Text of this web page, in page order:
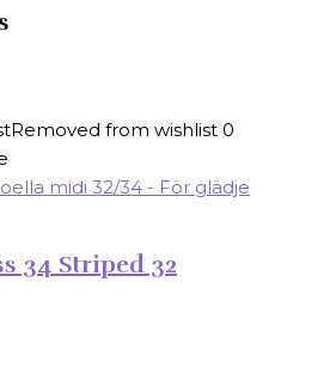
Removed from wishlist 0
34 Striped 32